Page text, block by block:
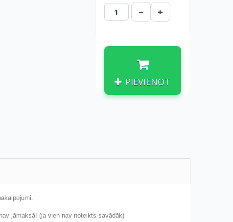
− +
PIEVIENOT
jāmaksā! (ja vien nav noteikts savādāk)